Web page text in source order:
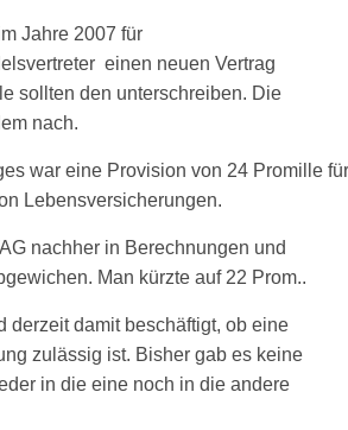
Jahre 2007 für
einen neuen Vertrag
sollten den unterschreiben. Die
nach.
war eine Provision von 24 Promille für
Lebensversicherungen.
nachher in Berechnungen und
Man kürzte auf 22 Prom..
derzeit damit beschäftigt, ob eine
zulässig ist. Bisher gab es keine
in die eine noch in die andere